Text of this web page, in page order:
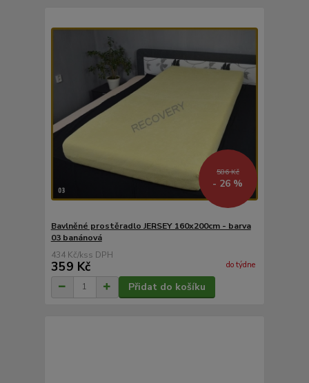
586 Kč
- 26 %
Bavlněné prostěradlo JERSEY 160x200cm - barva
03 banánová
434 Kč/ks
359 Kč do týdne
Přidat do košíku